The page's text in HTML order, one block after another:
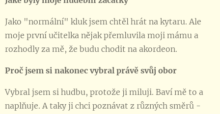
Jako "normální" kluk jsem chtěl hrát na kytaru. Ale
moje první učitelka nějak přemluvila moji mámu a
rozhodly za mě, že budu chodit na akordeon.
Proč jsem si nakonec vybral právě svůj obor
Vybral jsem si hudbu, protože ji miluji. Baví mě to a
naplňuje. A taky ji chci poznávat z různých směrů -